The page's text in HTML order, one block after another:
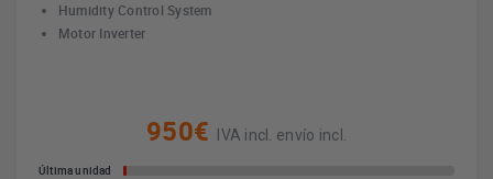
Humidity Control System
Motor Inverter
950€ IVA incl. envío incl.
Última unidad